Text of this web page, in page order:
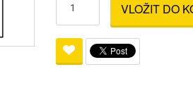
a revolverové náboje
náboje
Ochranné
Rowan
Bipody, stolice a
Svítilny
VLOŽIT DO